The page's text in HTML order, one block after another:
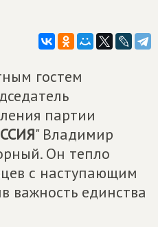
гостем
партии
" Владимир
Он тепло
с наступающим
важность единства